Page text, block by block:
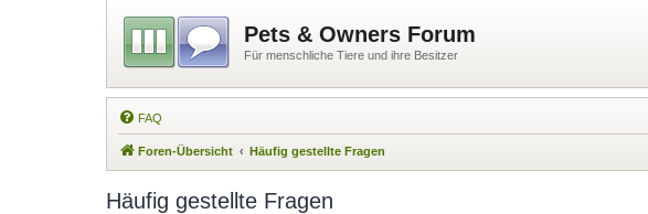
Pets & Owners Forum
Für menschliche Tiere und ihre Besitzer
FAQ
Foren-Übersicht Häufig gestellte Fragen
Häufig gestellte Fragen